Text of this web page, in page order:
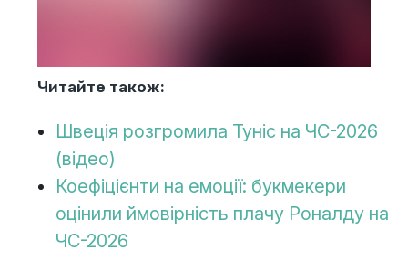
Читайте також:
Швеція розгромила Туніс на ЧС-2026
(відео)
Коефіцієнти на емоції: букмекери
оцінили ймовірність плачу Роналду на
ЧС-2026